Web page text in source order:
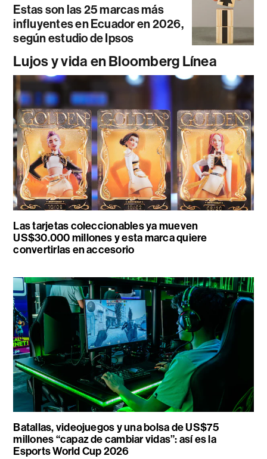
Estas son las 25 marcas más
influyentes en Ecuador en 2026,
según estudio de Ipsos
Lujos y vida en Bloomberg Línea
Las tarjetas coleccionables ya mueven
US$30.000 millones y esta marca quiere
convertirlas en accesorio
Batallas, videojuegos y una bolsa de US$75
millones “capaz de cambiar vidas”: así es la
Esports World Cup 2026